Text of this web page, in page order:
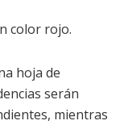
color rojo.
hoja de
serán
mientras